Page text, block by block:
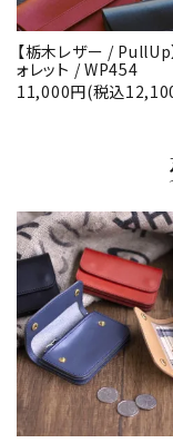
【栃木レザー / PullUp
ォレット / WP454
11,000円(税込